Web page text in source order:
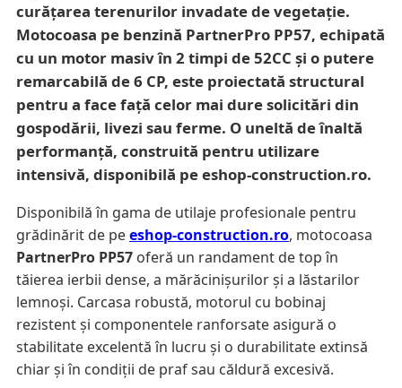
curățarea terenurilor invadate de vegetație.
Motocoasa pe benzină PartnerPro PP57, echipată
cu un motor masiv în 2 timpi de 52CC și o putere
remarcabilă de 6 CP, este proiectată structural
pentru a face față celor mai dure solicitări din
gospodării, livezi sau ferme. O uneltă de înaltă
performanță, construită pentru utilizare
intensivă, disponibilă pe eshop-construction.ro.
Disponibilă în gama de utilaje profesionale pentru
grădinărit de peeshop-construction.ro, motocoasa
PartnerPro PP57 oferă un randament de top în
tăierea ierbii dense, a mărăcinișurilor și a lăstarilor
lemnoși. Carcasa robustă, motorul cu bobinaj
rezistent și componentele ranforsate asigură o
stabilitate excelentă în lucru și o durabilitate extinsă
chiar și în condiții de praf sau căldură excesivă.